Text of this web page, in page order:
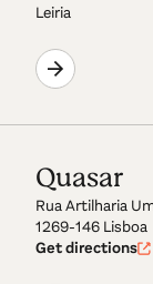
Leiria
Quasar
Rua Artilharia
1269-146 Lisboa
Get directions